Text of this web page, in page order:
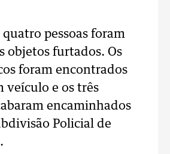
pessoas foram
objetos furtados. Os
foram encontrados
veículo e os três
encaminhados
Policial de